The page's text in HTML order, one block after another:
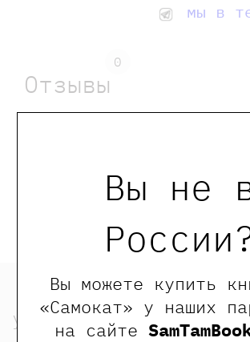
Вы не
Вы можете купить
«Самокат» у наших
на сайте
мы в
Отзывы
0
Обращаем Ваше внимание, что
оставлять только
узнать